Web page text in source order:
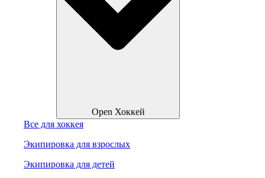
Open Хоккей
Все для хоккея
Экипировка для взрослых
Экипировка для детей